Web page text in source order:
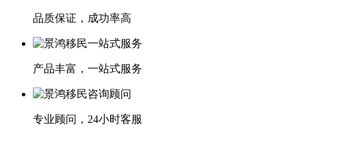
品质保证，成功率高
产品丰富，一站式服务
专业顾问，24小时客服